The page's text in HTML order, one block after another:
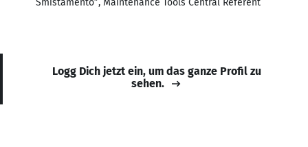
Logg Dich jetzt ein, um das ganze Profil zu
sehen.